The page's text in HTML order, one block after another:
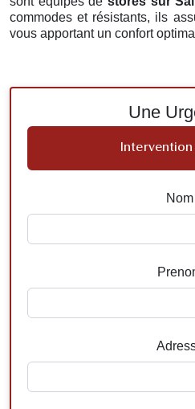
commodes et résistants, ils
vous apportant un confort
Une
Intervention
Nom